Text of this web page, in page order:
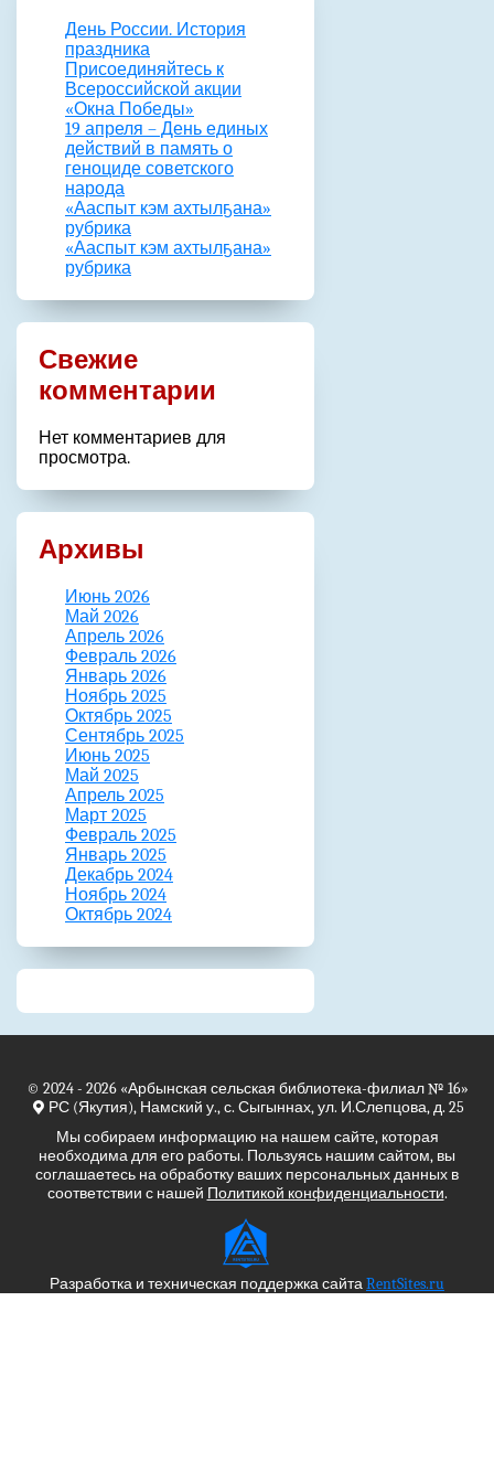
День России. История
праздника
Присоединяйтесь к
Всероссийской акции
«Окна Победы»
19 апреля – День единых
действий в память о
геноциде советского
народа
«Ааспыт кэм ахтылҕана»
рубрика
«Ааспыт кэм ахтылҕана»
рубрика
Свежие
комментарии
Нет комментариев для
просмотра.
Архивы
Июнь 2026
Май 2026
Апрель 2026
Февраль 2026
Январь 2026
Ноябрь 2025
Октябрь 2025
Сентябрь 2025
Июнь 2025
Май 2025
Апрель 2025
Март 2025
Февраль 2025
Январь 2025
Декабрь 2024
Ноябрь 2024
Октябрь 2024
© 2024 - 2026 «Арбынская сельская библиотека-филиал № 16»
РС (Якутия), Намский у., с. Сыгыннах, ул. И.Слепцова, д. 25
Мы собираем информацию на нашем сайте, которая
необходима для его работы. Пользуясь нашим сайтом, вы
соглашаетесь на обработку ваших персональных данных в
соответствии с нашей Политикой конфиденциальности.
Разработка и техническая поддержка сайтаRentSites.ru